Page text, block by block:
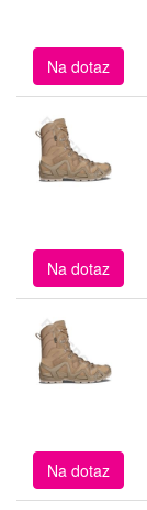
Na dotaz
Na dotaz
Na dotaz